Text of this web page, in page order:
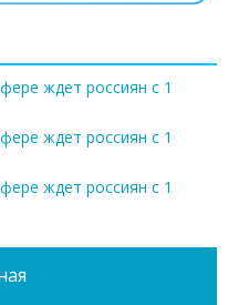
ждет россиян с 1
ждет россиян с 1
ждет россиян с 1